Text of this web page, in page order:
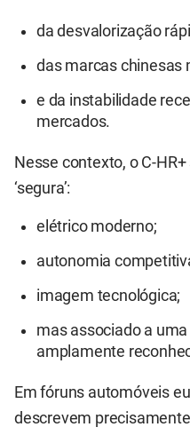
da desvalorização
das marcas chinesas
e da instabilidade
mercados.
Nesse contexto, o C-
‘segura’:
elétrico moderno;
autonomia
imagem tecnológica;
mas associado a
amplamente
Em fóruns automóveis
descrevem